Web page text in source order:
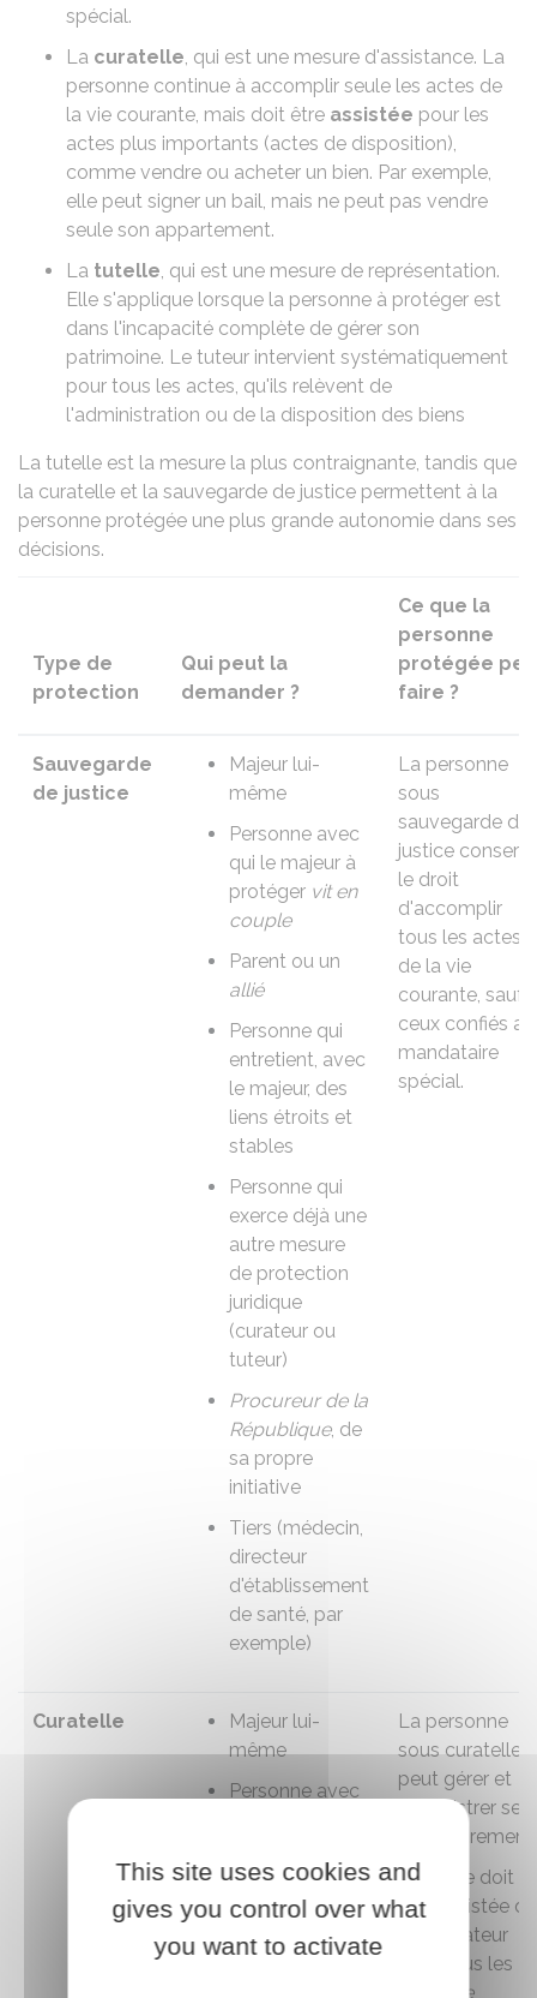
spécial.
La curatelle, qui est une mesure d'assistance. La
personne continue à accomplir seule les actes de
la vie courante, mais doit être assistée pour les
actes plus importants (actes de disposition),
comme vendre ou acheter un bien. Par exemple,
elle peut signer un bail, mais ne peut pas vendre
seule son appartement.
La tutelle, qui est une mesure de représentation.
Elle s'applique lorsque la personne à protéger est
dans l'incapacité complète de gérer son
patrimoine. Le tuteur intervient systématiquement
pour tous les actes, qu'ils relèvent de
l'administration ou de la disposition des biens
La tutelle est la mesure la plus contraignante, tandis que
la curatelle et la sauvegarde de justice permettent à la
personne protégée une plus grande autonomie dans ses
décisions.
Type de
protection
Qui peut la
demander ?
Ce que la
personne
protégée
faire ?
Sauvegarde
de justice
Majeur lui-
même
Personne avec
qui le majeur à
protéger vit en
couple
Parent ou un
allié
Personne qui
entretient, avec
le majeur, des
liens étroits et
stables
Personne qui
exerce déjà une
autre mesure
de protection
juridique
(curateur ou
tuteur)
Procureur de la
République, de
sa propre
initiative
Tiers (médecin,
directeur
d'établissement
de santé, par
exemple)
La personne
sous
sauvegarde de
justice
le droit
d'accomplir
tous les actes
de la vie
courante, sauf
ceux confiés au
mandataire
spécial.
Curatelle
Majeur lui-
même
Personne avec
couple
Parent ou un
allié
La personne
sous curatelle
peut gérer et
administrer ses
biens librement.
Mais elle doit
être assistée de
son curateur
pour tous les
actes de
This site uses cookies and
gives you control over what
you want to activate